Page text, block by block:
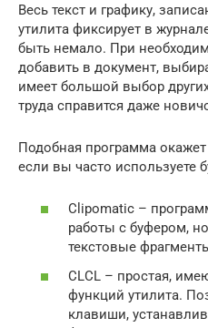
Весь текст и графику,
утилита фиксирует в
быть немало. При
добавить в документ,
имеет большой выбор
труда справится даже
Подобная программа
если вы часто используете
Clipomatic –
работы с буфером,
текстовые
CLCL – простая,
функций утилита.
клавиши,